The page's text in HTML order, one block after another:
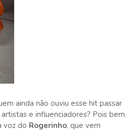
ainda não ouviu esse hit passar
e influenciadores? Pois bem.
voz do Rogerinho, que vem